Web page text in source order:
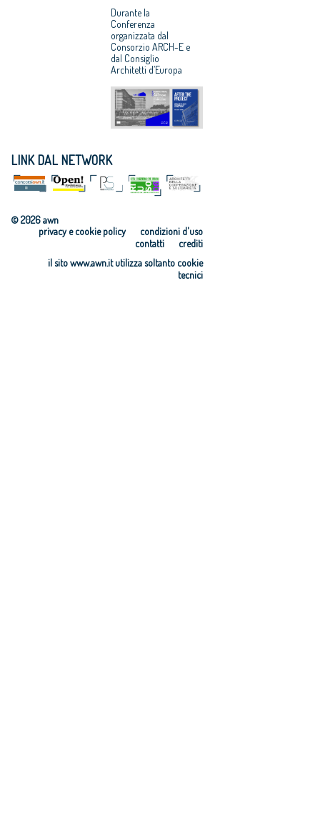
architetti,
internazionaliz
zazione e
innovazione
BRUXELLES LA
RICERCA CNAPPC
“DOPO IL
PROGETTO”
Durante la
Conferenza
organizzata dal
Consorzio ARCH-E e
dal Consiglio
Architetti d’Europa
LINK DAL NETWORK
© 2026 awn
condizioni d'uso
privacy e cookie policy
crediti
contatti
il sito www.awn.it utilizza soltanto cookie
tecnici